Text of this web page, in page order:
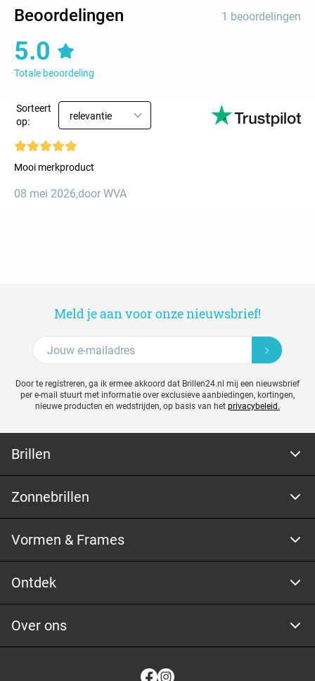
Beoordelingen 1 beoordelingen
5.0
Totale beoordeling
Sorteert
op:
relevantie
Mooi merkproduct
08 mei 2026,door WVA
Meld je aan voor onze nieuwsbrief!
Door te registreren, ga ik ermee akkoord dat Brillen24.nl mij een nieuwsbrief
per e-mail stuurt met informatie over exclusieve aanbiedingen, kortingen,
nieuwe producten en wedstrijden, op basis van het privacybeleid.
Brillen
Zonnebrillen
Vormen & Frames
Ontdek
Over ons